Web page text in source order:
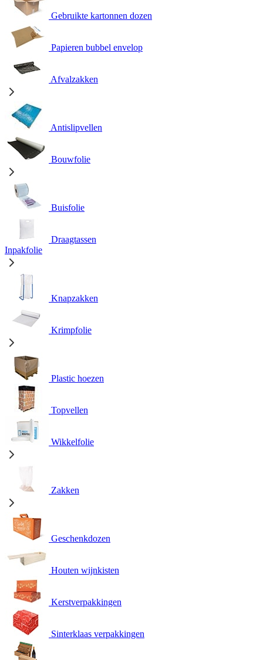
Gebruikte kartonnen dozen
Papieren bubbel envelop
Afvalzakken
Antislipvellen
Bouwfolie
Buisfolie
Draagtassen
Inpakfolie
Knapzakken
Krimpfolie
Plastic hoezen
Topvellen
Wikkelfolie
Zakken
Geschenkdozen
Houten wijnkisten
Kerstverpakkingen
Sinterklaas verpakkingen